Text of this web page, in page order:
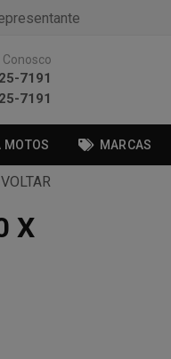
Conosco
7191
7191
MOTOS MARCAS
VOLTAR
X